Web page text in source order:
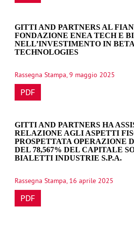
GITTI AND PARTNERS AL
FONDAZIONE ENEA TECH E
NELL’INVESTIMENTO IN
TECHNOLOGIES
Rassegna Stampa, 9 maggio 2025
PDF
GITTI AND PARTNERS HA
RELAZIONE AGLI ASPETTI
PROSPETTATA OPERAZIONE
DEL 78,567% DEL CAPITALE
BIALETTI INDUSTRIE S.P.A.
Rassegna Stampa, 16 aprile 2025
PDF